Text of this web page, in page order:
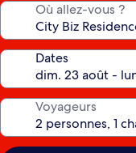
Où allez-vous ?
Dates
Voyageurs